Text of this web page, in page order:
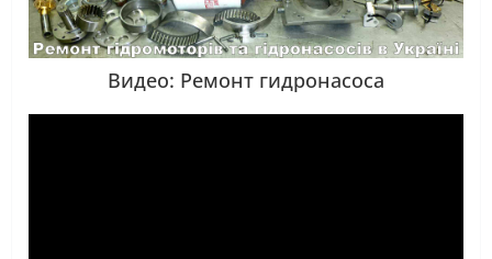
Видео: Ремонт гидронасоса